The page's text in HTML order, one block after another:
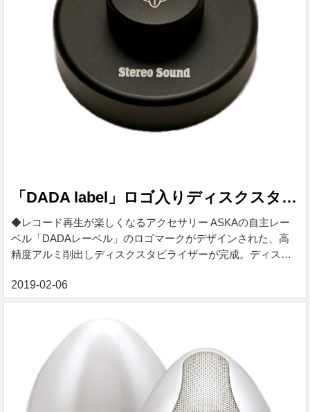
「DADA label」ロゴ入りディスクスタビライザー DADA-1
◆レコード再生が楽しくなるアクセサリー ASKAの自主レー
ベル「DADAレーベル」のロゴマークがデザインされた、高
精度アルミ削出しディスクスタビライザーが完成。ディスク
愛好家たちが、アナログレコード（LP）を再生するとき、そ
の最後の仕上げとしてレコードのレーベル面にそっと置くウ
をひろうのがレコード再生の仕組みのため、レコード盤自体
が振動してしまうと大切な音楽を濁らせてしまう。ディスク
スタビライザーには、こうしたレコード盤自体の振動を押さ
え込む大切な働きがあります。LP「Too ma...